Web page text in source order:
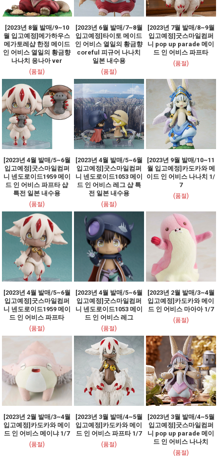
[2023년 8월 발매/9~10
월 입고예정]메가하우스
메가토레샵 한정 메이드
인 어비스 열일의 황금향
나나치 응나아 ver
(품절)
[2023년 6월 발매/7~8월
입고예정]타이토 메이드
인 어비스 열일의 황금향
coreful 피규어 나나치
일본 내수용
(품절)
[2023년 7월 발매/8~9월
입고예정]굿스마일컴퍼
니 pop up parade 메이
드 인 어비스 파프타
(품절)
[2023년 4월 발매/5~6월
입고예정]굿스마일컴퍼
니 넨도로이드1959 메이
드 인 어비스 파프타 샵
특전 일본 내수용
(품절)
[2023년 4월 발매/5~6월
입고예정]굿스마일컴퍼
니 넨도로이드1053 메이
드 인 어비스 레그 샵 특
전 일본 내수용
(품절)
[2023년 9월 발매/10~11
월 입고예정]카도카와 메
이드 인 어비스 나나치 1/
7
(품절)
[2023년 4월 발매/5~6월
입고예정]굿스마일컴퍼
니 넨도로이드1959 메이
드 인 어비스 파프타
(품절)
[2023년 4월 발매/5~6월
입고예정]굿스마일컴퍼
니 넨도로이드1053 메이
드 인 어비스 레그
(품절)
[2023년 2월 발매/3~4월
입고예정]카도카와 메이
드 인 어비스 마아아 1/7
(품절)
[2023년 2월 발매/3~4월
입고예정]카도카와 메이
드 인 어비스 메이냐 1/7
(품절)
[2023년 3월 발매/4~5월
입고예정]카도카와 메이
드 인 어비스 파프타 1/7
(품절)
[2023년 3월 발매/4~5월
입고예정]굿스마일컴퍼
니 pop up parade 메이
드 인 어비스 나나치
(품절)